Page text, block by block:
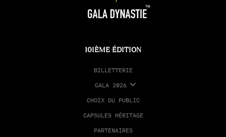
10IÈME ÉDITION
BILLETTERIE
GALA 2026
CHOIX DU PUBLIC
CAPSULES HÉRITAGE
PARTENAIRES